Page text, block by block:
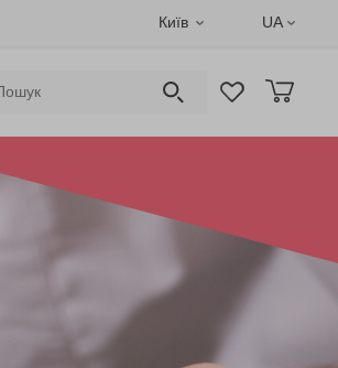
Київ UA